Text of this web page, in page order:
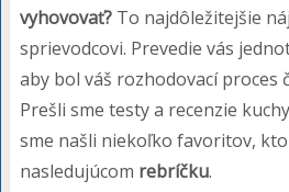
vyhovovať?To najdôležitejšie
sprievodcovi. Prevedie vás
aby bol váš rozhodovací proces
Prešli sme testy a recenzie
sme našli niekoľko favoritov,
nasledujúcom rebríčku.